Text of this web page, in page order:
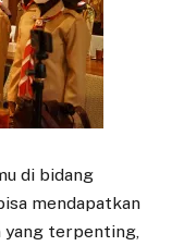
di bidang
mendapatkan
yang terpenting,